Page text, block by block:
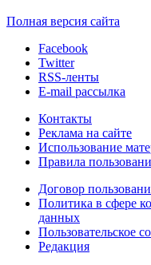
Полная версия сайта
Facebook
Twitter
RSS-ленты
E-mail рассылка
Контакты
Реклама на сайте
Использование
Правила
Договор
Политика в сфере
данных
Пользовательское
Редакция